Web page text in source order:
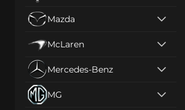
Mazda
McLaren
Mercedes-Benz
MG